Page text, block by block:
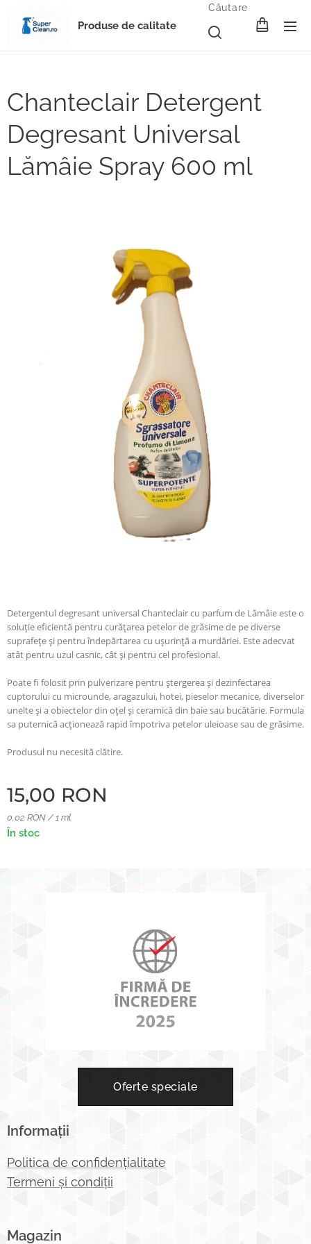
Produse de calitate
Căutare
Chanteclair Detergent
Degresant Universal
Lămâie Spray 600 ml
Detergentul degresant universal Chanteclair cu parfum de Lămâie este o
soluție eficientă pentru curățarea petelor de grăsime de pe diverse
suprafețe și pentru îndepărtarea cu ușurință a murdăriei. Este adecvat
atât pentru uzul casnic, cât și pentru cel profesional.
Poate fi folosit prin pulverizare pentru ștergerea și dezinfectarea
cuptorului cu microunde, aragazului, hotei, pieselor mecanice, diverselor
unelte și a obiectelor din oțel și ceramică din baie sau bucătărie. Formula
sa puternică acționează rapid împotriva petelor uleioase sau de grăsime.
Produsul nu necesită clătire.
15,00 RON
0,02 RON / 1 ml
În stoc
Oferte speciale
Informații
Politica de confidențialitate
Termeni și condiții
Magazin